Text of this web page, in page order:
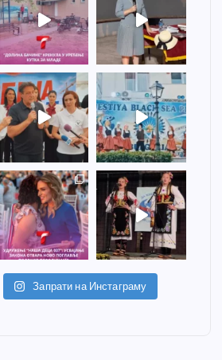
Запрати на Инстаграму